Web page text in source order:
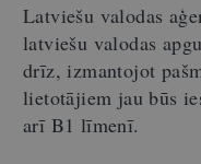
Latviešu valodas
latviešu valodas
drīz, izmantojot
lietotājiem jau būs
arī B1 līmenī.